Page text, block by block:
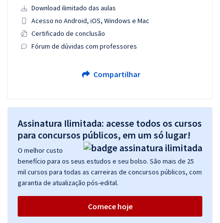
Download ilimitado das aulas
Acesso no Android, iOS, Windows e Mac
Certificado de conclusão
Fórum de dúvidas com professores
Compartilhar
Assinatura Ilimitada: acesse todos os cursos
para concursos públicos, em um só lugar!
O melhor custo
benefício para os seus estudos e seu bolso. São mais de 25
mil cursos para todas as carreiras de concursos públicos, com
garantia de atualização pós-edital.
Comece hoje